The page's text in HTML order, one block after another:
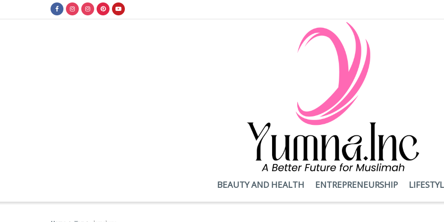
BEAUTY AND HEALTH ENTREPRENEURSHIP